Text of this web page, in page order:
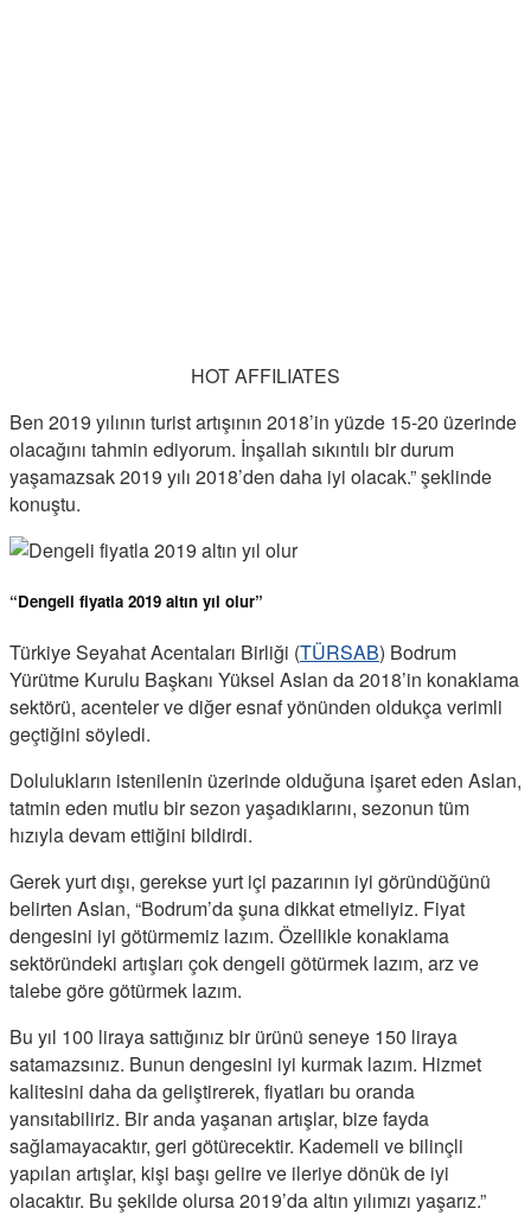
HOT AFFILIATES
Ben 2019 yılının turist artışının 2018’in yüzde 15-20 üzerinde
olacağını tahmin ediyorum. İnşallah sıkıntılı bir durum
yaşamazsak 2019 yılı 2018’den daha iyi olacak.” şeklinde
konuştu.
“Dengeli fiyatla 2019 altın yıl olur”
Türkiye Seyahat Acentaları Birliği (TÜRSAB) Bodrum
Yürütme Kurulu Başkanı Yüksel Aslan da 2018’in konaklama
sektörü, acenteler ve diğer esnaf yönünden oldukça verimli
geçtiğini söyledi.
Dolulukların istenilenin üzerinde olduğuna işaret eden Aslan,
tatmin eden mutlu bir sezon yaşadıklarını, sezonun tüm
hızıyla devam ettiğini bildirdi.
Gerek yurt dışı, gerekse yurt içi pazarının iyi göründüğünü
belirten Aslan, “Bodrum’da şuna dikkat etmeliyiz. Fiyat
dengesini iyi götürmemiz lazım. Özellikle konaklama
sektöründeki artışları çok dengeli götürmek lazım, arz ve
talebe göre götürmek lazım.
Bu yıl 100 liraya sattığınız bir ürünü seneye 150 liraya
satamazsınız. Bunun dengesini iyi kurmak lazım. Hizmet
kalitesini daha da geliştirerek, fiyatları bu oranda
yansıtabiliriz. Bir anda yaşanan artışlar, bize fayda
sağlamayacaktır, geri götürecektir. Kademeli ve bilinçli
yapılan artışlar, kişi başı gelire ve ileriye dönük de iyi
olacaktır. Bu şekilde olursa 2019’da altın yılımızı yaşarız.”